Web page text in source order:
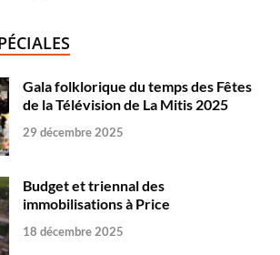
Gala folklorique du temps des Fêtes
de la Télévision de La Mitis 2025
29 décembre 2025
Budget et triennal des
immobilisations à Price
18 décembre 2025